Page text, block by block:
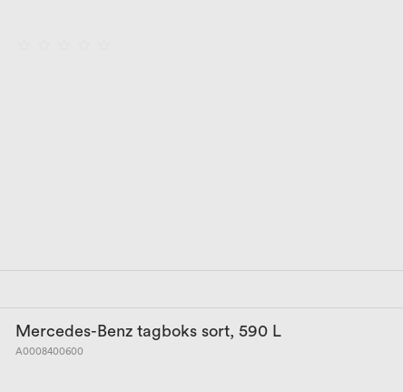
Mercedes-Benz tagboks sort, 590 L
A0008400600